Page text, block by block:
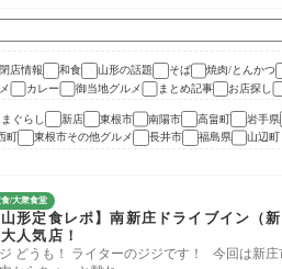
店情報 和食 山形の話題 そば 焼肉/とんかつ
カレー 御当地グルメ まとめ記事 お店探し
ぐらし 新店 東根市 南陽市 高畠町 岩手県
町 東根市その他グルメ 長井市 福島県 山辺町
食/大衆食堂
山形定食レポ】南新庄ドライブイン（
人気店！
どうも！ ライターのジジです！ 今回は新